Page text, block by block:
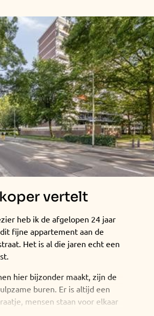
vertelt
heb ik de afgelopen 24 jaar
fijne appartement aan de
Het is al die jaren echt een
hier bijzonder maakt, zijn de
buren. Er is altijd een
mensen staan voor elkaar